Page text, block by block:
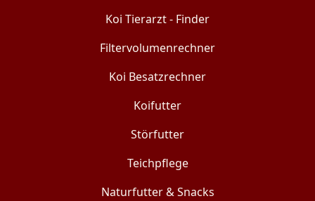
Koi Tierarzt - Finder
Filtervolumenrechner
Koi Besatzrechner
Koifutter
Störfutter
Teichpflege
Naturfutter & Snacks